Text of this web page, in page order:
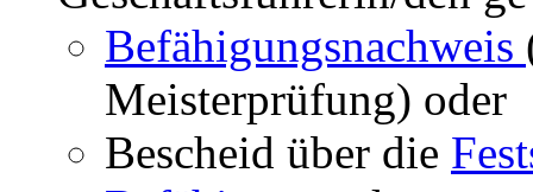
Befähigungsnachweis
Meisterprüfung) oder
Bescheid über die